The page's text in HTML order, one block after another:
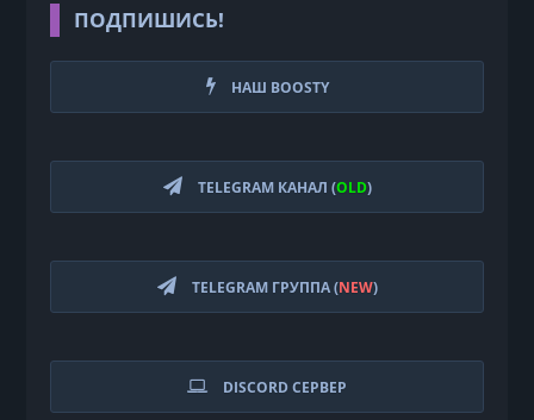
ПОДПИШИСЬ!
НАШ BOOSTY
TELEGRAM КАНАЛ (OLD)
TELEGRAM ГРУППА (NEW)
DISCORD СЕРВЕР